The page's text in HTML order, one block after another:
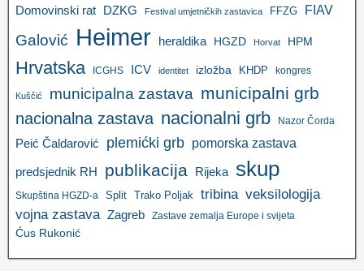
Domovinski rat DZKG Festival umjetničkih zastavica FFZG FIAV
Galović Heimer heraldika HGZD Horvat HPM
Hrvatska ICGHS ICV identitet izložba KHDP kongres
Kuščić municipalna zastava municipalni grb
nacionalna zastava nacionalni grb Nazor Čorda
Peić Čaldarović plemićki grb pomorska zastava
predsjednik RH publikacija Rijeka skup
Skupština HGZD-a Split Trako Poljak tribina veksilologija
vojna zastava Zagreb Zastave zemalja Europe i svijeta
Ćus Rukonić